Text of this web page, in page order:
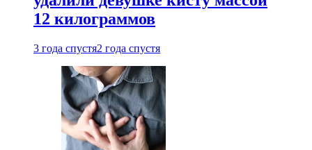
12 килограммов
3 года спустя2 года спустя